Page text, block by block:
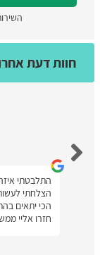
חוות דעת
התלבטתי
הצלחתי
הכי יתאים
חזרו אליי